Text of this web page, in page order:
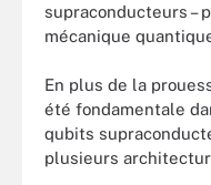
supraconducteurs –
mécanique
En plus de la
été fondamentale
qubits
plusieurs